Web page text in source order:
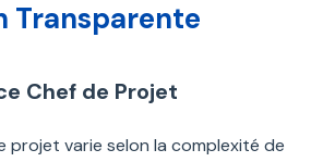
Transparente
Chef de Projet
projet varie selon la complexité de